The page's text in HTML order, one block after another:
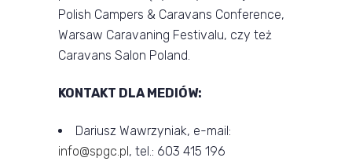
Polish Campers & Caravans Conference,
Warsaw Caravaning Festivalu, czy też
Caravans Salon Poland.
KONTAKT DLA MEDIÓW:
Dariusz Wawrzyniak, e-mail:
info@spgc.pl , tel.: 603 415 196